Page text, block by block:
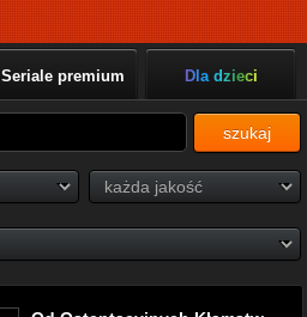
Seriale premium Dla dzieci
szukaj